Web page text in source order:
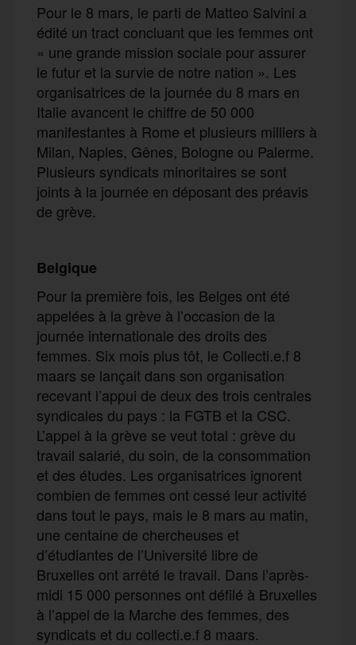
Pour le 8 mars, le parti de Matteo Salvini a
édité un tract concluant que les femmes ont
« une grande mission sociale pour assurer
le futur et la survie de notre nation ». Les
organisatrices de la journée du 8 mars en
Italie avancent le chiffre de 50 000
manifestantes à Rome et plusieurs milliers à
Milan, Naples, Gênes, Bologne ou Palerme.
Plusieurs syndicats minoritaires se sont
joints à la journée en déposant des préavis
de grève.
Belgique
Pour la première fois, les Belges ont été
appelées à la grève à l’occasion de la
journée internationale des droits des
femmes. Six mois plus tôt, le Collecti.e.f 8
maars se lançait dans son organisation
recevant l’appui de deux des trois centrales
syndicales du pays : la FGTB et la CSC.
L’appel à la grève se veut total : grève du
travail salarié, du soin, de la consommation
et des études. Les organisatrices ignorent
combien de femmes ont cessé leur activité
dans tout le pays, mais le 8 mars au matin,
une centaine de chercheuses et
d’étudiantes de l’Université libre de
Bruxelles ont arrêté le travail. Dans l’après-
midi 15 000 personnes ont défilé à Bruxelles
à l’appel de la Marche des femmes, des
syndicats et du collecti.e.f 8 maars.